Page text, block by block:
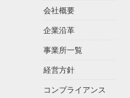
会社概要
企業沿革
事業所一覧
経営方針
コンプライアンス